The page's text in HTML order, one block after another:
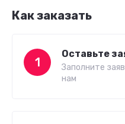
Как заказать
1
Оставьте
Заполните
нам